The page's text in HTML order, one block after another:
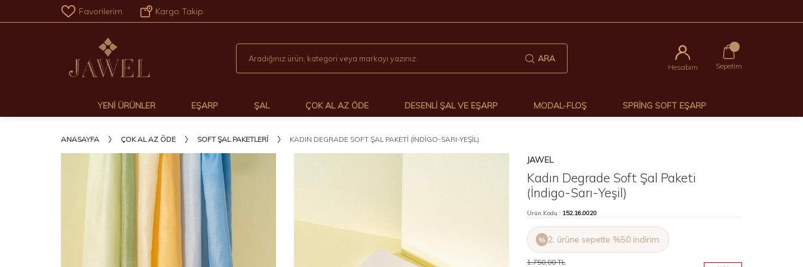
Favorilerim Kargo Takip
ARA
Hesabım Sepetim
YENI ÜRÜNLER EŞARP ŞAL ÇOK AL AZ ÖDE DESENLI ŞAL VE EŞARP MODAL-FLOŞ SPRING SOFT EŞARP
ANASAYFA ÇOK AL AZ ÖDE SOFT ŞAL PAKETLERI KADIN DEGRADE SOFT ŞAL PAKETI (İNDIGO-SARI-YEŞIL)
JAWEL
Kadın Degrade Soft Şal Paketi
(İndigo-Sarı-Yeşil)
Ürün Kodu : 152.16.0020
2. ürüne sepette %50 indirim
1.750,00TL